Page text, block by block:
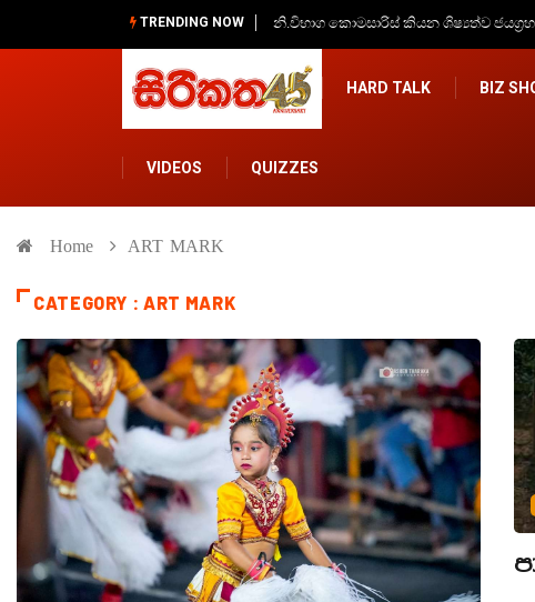
TRENDING NOW Hug එක කියන ඇත්ත, ආදරයද, මිත්‍රත්වයද?
HARD TALK BIZ
VIDEOS QUIZZES
Home ART MARK
CATEGORY : ART MARK